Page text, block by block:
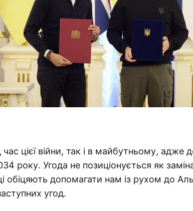
час цієї війни, так і в майбутньому, адже
року. Угода не позиціонується як
обіцяють допомагати нам із рухом до
угод.